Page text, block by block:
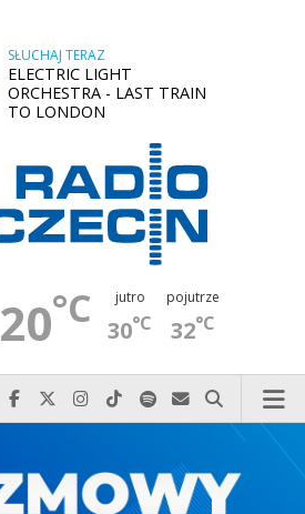
SŁUCHAJ TERAZ
ELECTRIC LIGHT
ORCHESTRA - LAST TRAIN
TO LONDON
20°C jutro
30°C
pojutrze
32°C
Najlepiej po prostu do nas zadzwoń
Odwiedź nas na Facebook-u
Odwiedź nas na X
Odwiedź nas na Instagram-ie
Odwiedź nas na TikTok-u
Szukaj nas na Spotify
Wyślij do nas
Szukaj